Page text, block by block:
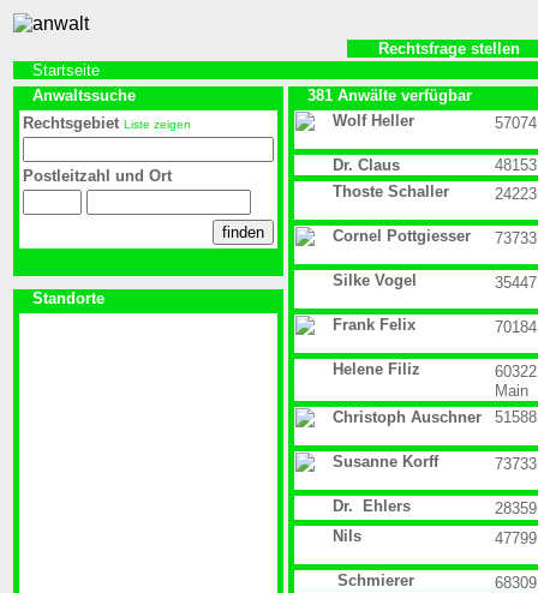
Rechtsfrage stellen
Startseite
Anwaltssuche
Rechtsgebiet Liste zeigen
Postleitzahl und Ort
Standorte
381 Anwälte verfügbar
Wolf Heller
57074
Dr. Claus
48153
Thoste Schaller
24223
Cornel Pottgiesser 73733
Silke Vogel 35447
Frank Felix 70184
Helene Filiz
60322
Main
Christoph Auschner
51588
Susanne Korff 73733
Dr. Ehlers
28359
Nils
47799
Schmierer
68309